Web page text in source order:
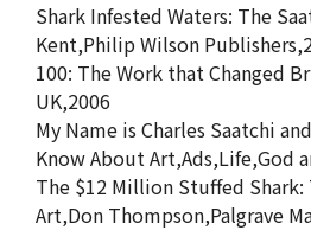
Shark Infested Waters: The
Kent,Philip Wilson
100: The Work that Changed
UK,2006
My Name is Charles Saatchi
Know About Art,Ads,Life,God
The $12 Million Stuffed
Art,Don Thompson,Palgrave